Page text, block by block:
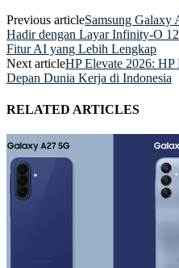
Previous articleSamsung Galaxy
Hadir dengan Layar Infinity-O
Fitur AI yang Lebih Lengkap
Next articleHP Elevate 2026: HP
Depan Dunia Kerja di Indonesia
RELATED ARTICLES